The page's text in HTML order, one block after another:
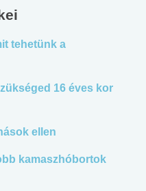
tehetünk a
16 éves kor
ellen
kamaszhóbortok